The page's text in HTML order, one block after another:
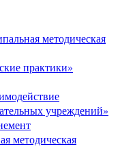
методическая
практики»
учреждений»
методическая